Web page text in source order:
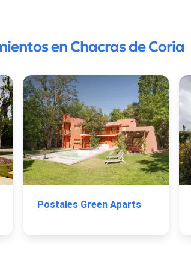
en Chacras de Coria
Postales Green Aparts